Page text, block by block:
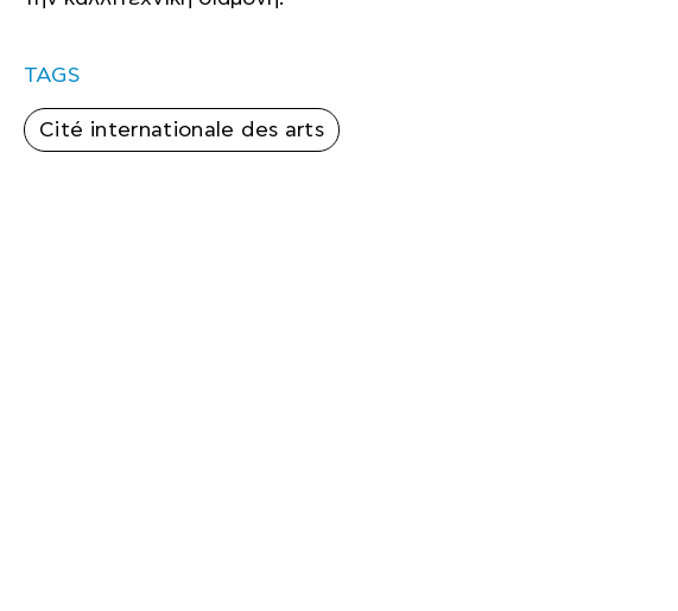
TAGS
Cité internationale des arts